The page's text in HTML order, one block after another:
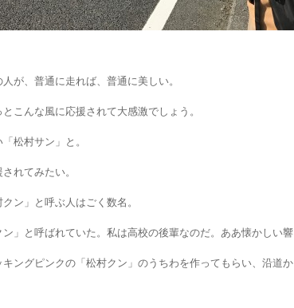
が、普通に走れば、普通に美しい。
こんな風に応援されて大感激でしょう。
松村サン」と。
れてみたい。
ン」と呼ぶ人はごく数名。
」と呼ばれていた。私は高校の後輩なのだ。ああ懐かしい響
ングピンクの「松村クン」のうちわを作ってもらい、沿道